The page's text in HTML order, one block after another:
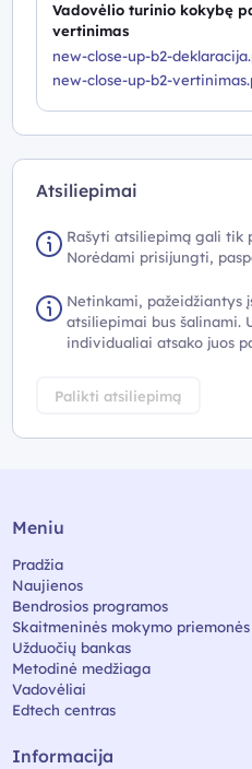
Vadovėlio turinio kokybę
vertinimas
new-close-up-b2-
new-close-up-b2-
Atsiliepimai
Rašyti atsiliepimą gali tik
Norėdami prisijungti,
Netinkami, pažeidžiantys
atsiliepimai bus šalinami.
individualiai atsako juos
Palikti atsiliepimą
Meniu
Pradžia
Naujienos
Bendrosios programos
Skaitmeninės mokymo priemonės
Užduočių bankas
Metodinė medžiaga
Vadovėliai
Edtech centras
Informacija